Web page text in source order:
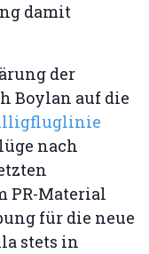
damit
der
Boylan auf die
nach
PR-Material
für die neue
stets in